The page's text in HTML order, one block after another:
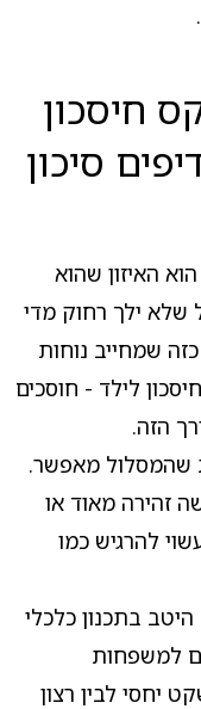
חיסכון
סיכון
האיזון שהוא
שלא ילך רחוק מדי
שמחייב נוחות
לילד - חוסכים
הזה.
שהמסלול מאפשר.
זהירה מאוד או
להרגיש כמו
בתכנון כלכלי
למשפחות
יחסי לבין רצון